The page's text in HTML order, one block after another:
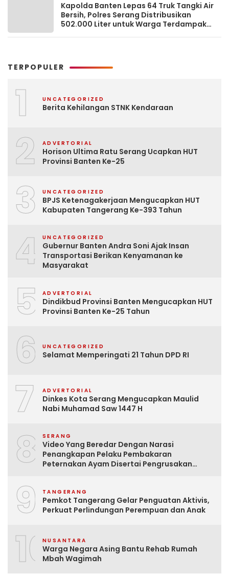
Kapolda Banten Lepas 64 Truk Tangki Air
Bersih, Polres Serang Distribusikan
502.000 Liter untuk Warga Terdampak
TERPOPULER
1 UNCATEGORIZED
Berita Kehilangan STNK Kendaraan
2 ADVERTORIAL
Horison Ultima Ratu Serang Ucapkan HUT
Provinsi Banten Ke-25
3 UNCATEGORIZED
BPJS Ketenagakerjaan Mengucapkan HUT
Kabupaten Tangerang Ke-393 Tahun
4 UNCATEGORIZED
Gubernur Banten Andra Soni Ajak Insan
Transportasi Berikan Kenyamanan ke
Masyarakat
5 ADVERTORIAL
Dindikbud Provinsi Banten Mengucapkan HUT
Provinsi Banten Ke-25 Tahun
6 UNCATEGORIZED
Selamat Memperingati 21 Tahun DPD RI
7 ADVERTORIAL
Dinkes Kota Serang Mengucapkan Maulid
Nabi Muhamad Saw 1447 H
8 SERANG
Video Yang Beredar Dengan Narasi
Penangkapan Pelaku Pembakaran
Peternakan Ayam Disertai Pengrusakan
9 TANGERANG
Pemkot Tangerang Gelar Penguatan Aktivis,
Perkuat Perlindungan Perempuan dan Anak
10NUSANTARA
Warga Negara Asing Bantu Rehab Rumah
Mbah Wagimah